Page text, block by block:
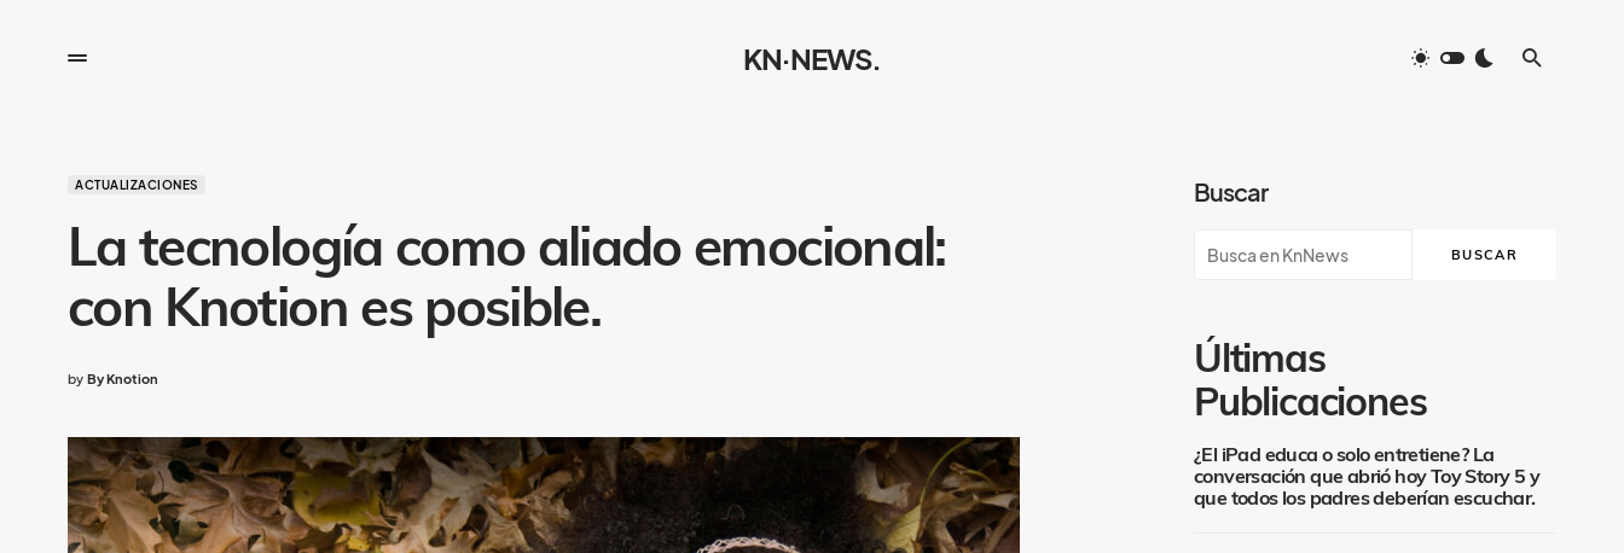
KN·NEWS.
ACTUALIZACIONES
La tecnología como aliado emocional:
con Knotion es posible.
by By Knotion
Buscar
BUSCAR
Últimas
Publicaciones
¿El iPad educa o solo entretiene? La
conversación que abrió hoy Toy Story 5 y
que todos los padres deberían escuchar.